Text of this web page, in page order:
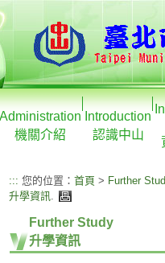
Administration
機關介紹
Introduction
認識中山
::: 您的位置： 首頁 > Further
升學資訊.
Further Study
升學資訊